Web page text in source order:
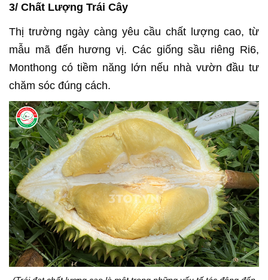
3/ Chất Lượng Trái Cây
Thị trường ngày càng yêu cầu chất lượng cao, từ
mẫu mã đến hương vị. Các giống sầu riêng Ri6,
Monthong có tiềm năng lớn nếu nhà vườn đầu tư
chăm sóc đúng cách.